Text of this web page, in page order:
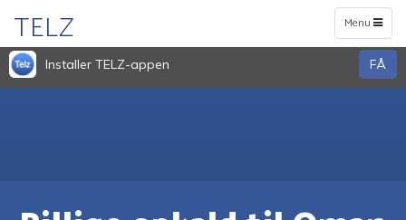
Toggle
navigation
Menu
TELZ
Installer TELZ-appen FÅ